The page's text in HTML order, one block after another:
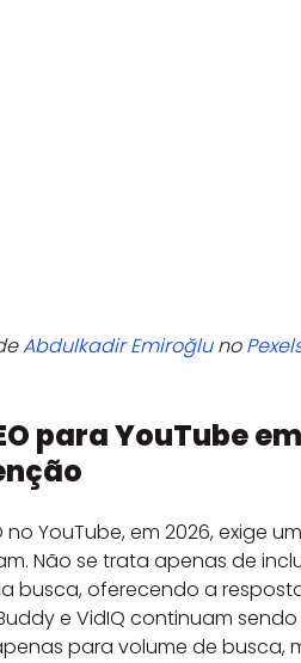
Abdulkadir Emiroğlu no
para YouTube
no YouTube, em 2026, exige
Não se trata apenas de
busca, oferecendo a
e VidIQ continuam
para volume de busca,